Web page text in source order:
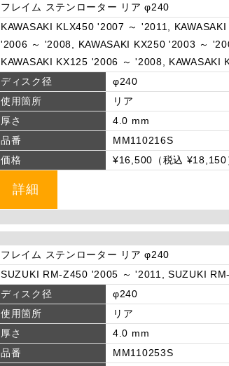
フレイム ステンローター リア φ240
KAWASAKI KLX450 '2007 ～ '2011,
'2006 ～ '2008, KAWASAKI KX250 '2003 ～
KAWASAKI KX125 '2006 ～ '2008, KAWASAKI
ディスク径
φ240
使用箇所
リア
厚さ
4.0 mm
品番
MM110216S
価格
¥16,500（税込 ¥18,150
詳細
フレイム ステンローター リア φ240
SUZUKI RM-Z450 '2005 ～ '2011, SUZUKI
ディスク径
φ240
使用箇所
リア
厚さ
4.0 mm
品番
MM110253S